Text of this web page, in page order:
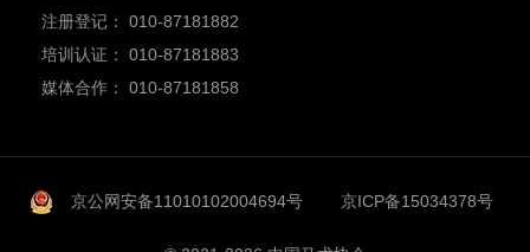
注册登记： 010-87181882
培训认证： 010-87181883
媒体合作： 010-87181858
京公网安备11010102004694号 京ICP备15034378号